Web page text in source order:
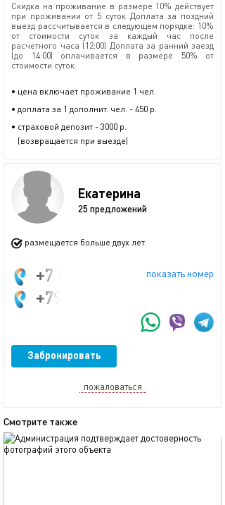
Скидка на проживание в размере 10% действует
при проживании от 5 суток Доплата за поздний
выезд рассчитывается в следующем порядке: 10%
от стоимости суток за каждый час после
расчетного часа (12:00) Доплата за ранний заезд
(до 14:00) оплачивается в размере 50% от
стоимости суток.
• цена включает проживание 1 чел.
• доплата за 1 дополнит. чел. - 450 р.
• страховой депозит - 3000 р.
(возвращается при выезде)
Екатерина
25 предложений
размещается больше двух лет
показать номер
+7 (967) 555-45-09
+79090112350
Забронировать
пожаловаться
Смотрите также
обновлено 03.06.2024